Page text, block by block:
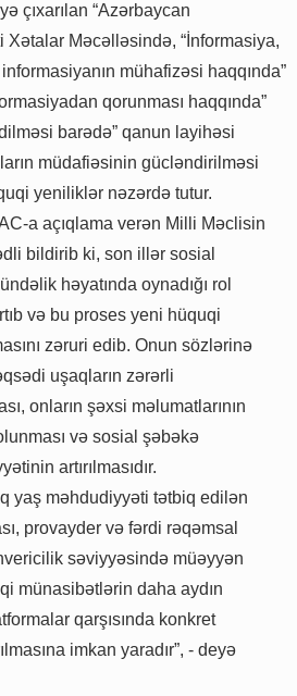
çıxarılan “Azərbaycan
Xətalar Məcəlləsində, “İnformasiya,
mühafizəsi haqqında”
qorunması haqqında”
barədə” qanun layihəsi
müdafiəsinin gücləndirilməsi
yeniliklər nəzərdə tutur.
a açıqlama verən Milli Məclisin
bildirib ki, son illər sosial
həyatında oynadığı rol
və bu proses yeni hüquqi
zəruri edib. Onun sözlərinə
uşaqların zərərli
onların şəxsi məlumatlarının
və sosial şəbəkə
artırılmasıdır.
yaş məhdudiyyəti tətbiq edilən
provayder və fərdi rəqəmsal
səviyyəsində müəyyən
münasibətlərin daha aydın
qarşısında konkret
imkan yaradır”, - deyə